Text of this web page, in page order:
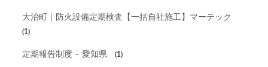
大治町｜防火設備定期検査【一括自社施工】マーテック
(1)
定期報告制度 – 愛知県 (1)